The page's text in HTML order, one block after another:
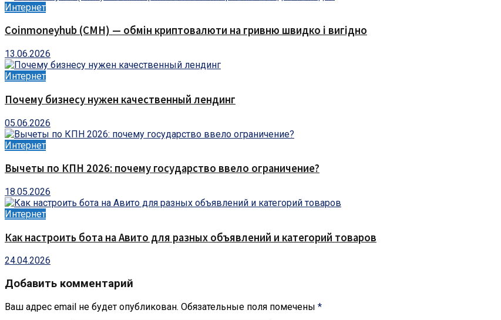
Интернет
Coinmoneyhub (CMH) — обмін криптовалюти на гривню швидко і вигідно
13.06.2026
Интернет
Почему бизнесу нужен качественный лендинг
05.06.2026
Интернет
Вычеты по КПН 2026: почему государство ввело ограничение?
18.05.2026
Интернет
Как настроить бота на Авито для разных объявлений и категорий товаров
24.04.2026
Добавить комментарий
Ваш адрес email не будет опубликован. Обязательные поля помечены *